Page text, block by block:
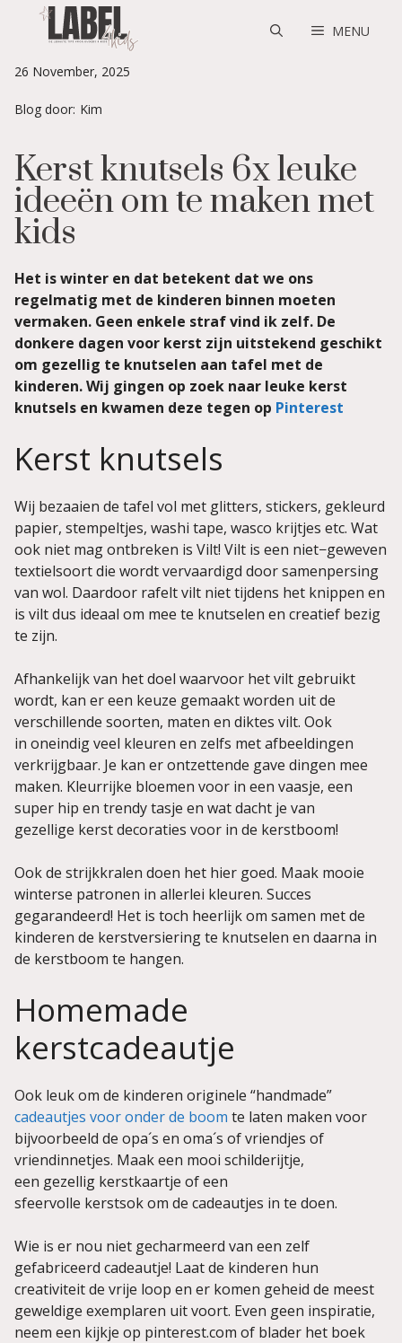
MENU
26 November, 2025
Blog door: Kim
Kerst knutsels 6x leuke
ideeën om te maken met
kids
Het is winter en dat betekent dat we ons
regelmatig met de kinderen binnen moeten
vermaken. Geen enkele straf vind ik zelf. De
donkere dagen voor kerst zijn uitstekend geschikt
om gezellig te knutselen aan tafel met de
kinderen. Wij gingen op zoek naar leuke kerst
knutsels en kwamen deze tegen op Pinterest
Kerst knutsels
Wij bezaaien de tafel vol met glitters, stickers, gekleurd
papier, stempeltjes, washi tape, wasco krijtjes etc. Wat
ook niet mag ontbreken is Vilt! Vilt is een niet−geweven
textielsoort die wordt vervaardigd door samenpersing
van wol. Daardoor rafelt vilt niet tijdens het knippen en
is vilt dus ideaal om mee te knutselen en creatief bezig
te zijn.
Afhankelijk van het doel waarvoor het vilt gebruikt
wordt, kan er een keuze gemaakt worden uit de
verschillende soorten, maten en diktes vilt. Ook
in oneindig veel kleuren en zelfs met afbeeldingen
verkrijgbaar. Je kan er ontzettende gave dingen mee
maken. Kleurrijke bloemen voor in een vaasje, een
super hip en trendy tasje en wat dacht je van
gezellige kerst decoraties voor in de kerstboom!
Ook de strijkkralen doen het hier goed. Maak mooie
winterse patronen in allerlei kleuren. Succes
gegarandeerd! Het is toch heerlijk om samen met de
kinderen de kerstversiering te knutselen en daarna in
de kerstboom te hangen.
Homemade
kerstcadeautje
Ook leuk om de kinderen originele “handmade”
cadeautjes voor onder de boom te laten maken voor
bijvoorbeeld de opa´s en oma´s of vriendjes of
vriendinnetjes. Maak een mooi schilderijtje,
een gezellig kerstkaartje of een
sfeervolle kerstsok om de cadeautjes in te doen.
Wie is er nou niet gecharmeerd van een zelf
gefabriceerd cadeautje! Laat de kinderen hun
creativiteit de vrije loop en er komen geheid de meest
geweldige exemplaren uit voort. Even geen inspiratie,
neem een kijkje op pinterest.com of blader het boek